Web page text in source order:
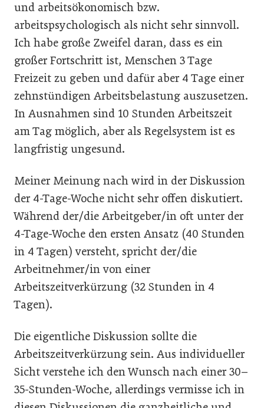
und arbeitsökonomisch bzw.
arbeitspsychologisch als nicht sehr sinnvoll.
Ich habe große Zweifel daran, dass es ein
großer Fortschritt ist, Menschen 3 Tage
Freizeit zu geben und dafür aber 4 Tage einer
zehnstündigen Arbeitsbelastung auszusetzen.
In Ausnahmen sind 10 Stunden Arbeitszeit
am Tag möglich, aber als Regelsystem ist es
langfristig ungesund.
Meiner Meinung nach wird in der Diskussion
der 4-Tage-Woche nicht sehr offen diskutiert.
Während der/die Arbeitgeber/in oft unter der
4-Tage-Woche den ersten Ansatz (40 Stunden
in 4 Tagen) versteht, spricht der/die
Arbeitnehmer/in von einer
Arbeitszeitverkürzung (32 Stunden in 4
Tagen).
Die eigentliche Diskussion sollte die
Arbeitszeitverkürzung sein. Aus individueller
Sicht verstehe ich den Wunsch nach einer 30–
35-Stunden-Woche, allerdings vermisse ich in